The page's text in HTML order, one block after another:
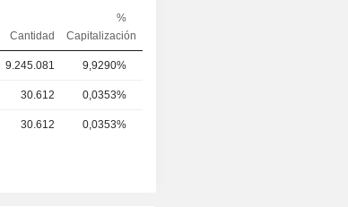
Cantidad
%
Capitalización
9.245.081 9,9290%
30.612 0,0353%
30.612 0,0353%